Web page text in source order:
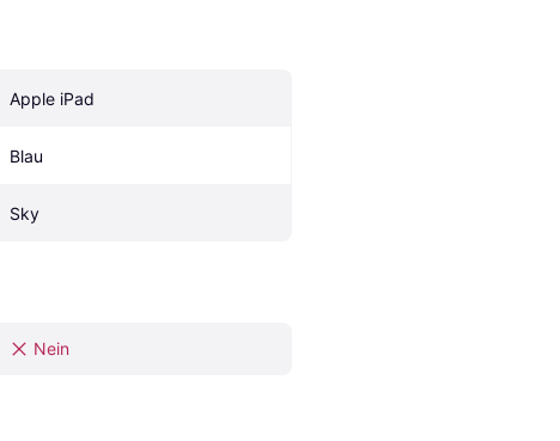
Apple iPad
Blau
Sky
Nein